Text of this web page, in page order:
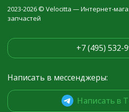
2023-2026 © Velocitta — Интернет-
запчастей
+7 (495) 532-
Написать в мессенджеры:
Написать в